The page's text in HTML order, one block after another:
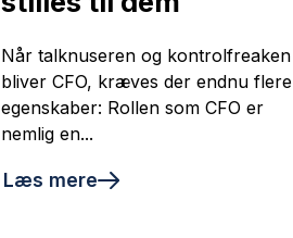
Når talknuseren og kontrolfreaken
bliver CFO, kræves der endnu flere
egenskaber: Rollen som CFO er
nemlig en...
Læs mere